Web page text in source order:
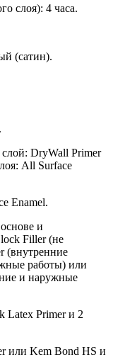
слоя): 4 часа.
(сатин).
DryWall Primer
All Surface
Enamel.
и
Filler (не
(внутренние
работы) или
и наружные
Latex Primer и 2
или Kem Bond HS и